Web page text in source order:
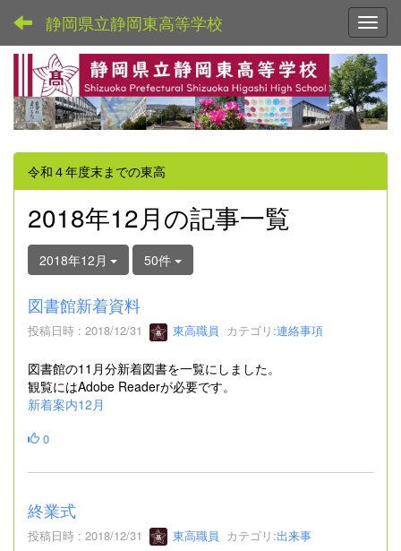
静岡県立静岡東高等学校
令和４年度末までの東高
2018年12月の記事一覧
2018年12月 50件
図書館新着資料
投稿日時 : 2018/12/31 東高職員 カテゴリ:連絡事項
図書館の11月分新着図書を一覧にしました。
観覧にはAdobe Readerが必要です。
新着案内12月
0
終業式
投稿日時 : 2018/12/31 東高職員 カテゴリ:出来事